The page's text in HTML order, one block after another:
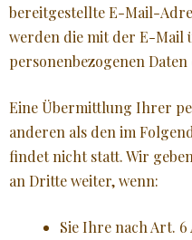
bereitgestellte E-Mail-
werden die mit der E-Mail
personenbezogenen
Eine Übermittlung Ihrer
anderen als den im
findet nicht statt. Wir
an Dritte weiter, wenn:
Sie Ihre nach Art. 6